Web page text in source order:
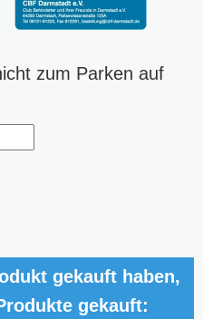
zum Parken auf
gekauft haben,
gekauft: